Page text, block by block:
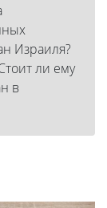
Израиля?
ли ему
в